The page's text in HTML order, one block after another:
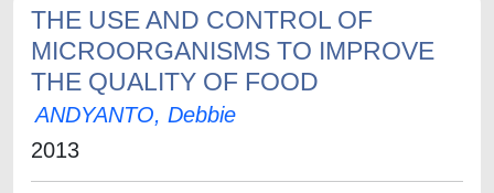
THE USE AND CONTROL OF
MICROORGANISMS TO IMPROVE
THE QUALITY OF FOOD
ANDYANTO, Debbie
2013